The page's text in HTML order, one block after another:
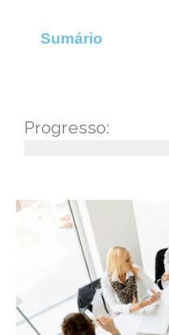
Sumário
Progresso: